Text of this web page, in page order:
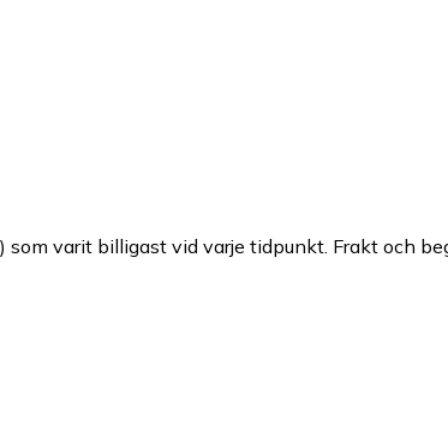
varit billigast vid varje tidpunkt. Frakt och